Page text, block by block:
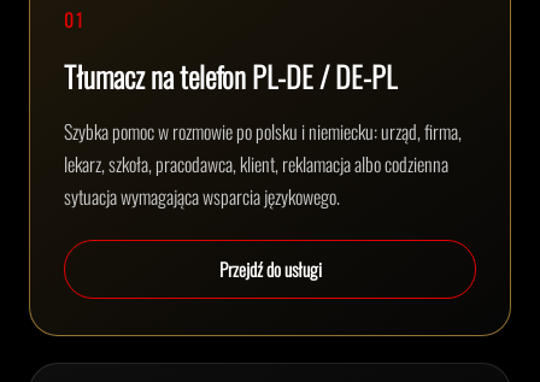
01
Tłumacz na telefon PL-DE / DE-PL
Szybka pomoc w rozmowie po polsku i niemiecku: urząd, firma,
lekarz, szkoła, pracodawca, klient, reklamacja albo codzienna
sytuacja wymagająca wsparcia językowego.
Przejdź do usługi